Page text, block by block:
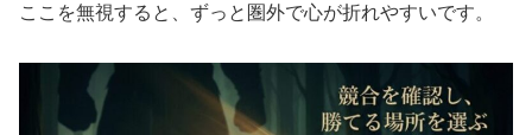
ここを無視すると、ずっと圏外で心が折れやすいです。